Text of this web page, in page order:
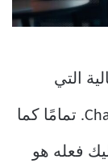
التي
ستشاهدها، فيمكن أن يساعدك ChatGPT. تمامًا كما
فعله هو